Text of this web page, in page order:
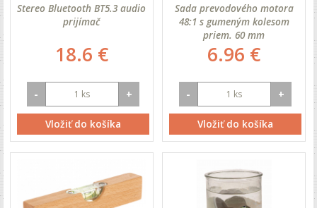
Stereo Bluetooth BT5.3 audio
prijímač
18.6 €
- +
Vložiť do košíka
Sada prevodového motora
48:1 s gumeným kolesom
priem. 60 mm
6.96 €
- +
Vložiť do košíka